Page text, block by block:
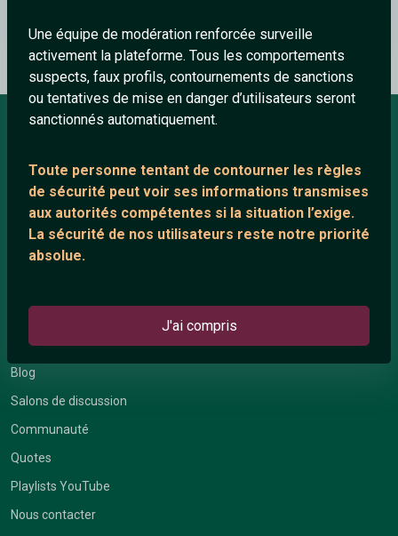
Une équipe de modération renforcée surveille
activement la plateforme. Tous les comportements
suspects, faux profils, contournements de sanctions
ou tentatives de mise en danger d’utilisateurs seront
sanctionnés automatiquement.
Toute personne tentant de contourner les règles
de sécurité peut voir ses informations transmises
aux autorités compétentes si la situation l’exige.
La sécurité de nos utilisateurs reste notre priorité
absolue.
J'ai compris
Conditions générales
À propos
Mentions légales
LIENS UTILES
Protection mineurs
Blog
Salons de discussion
Communauté
Quotes
Playlists YouTube
Nous contacter